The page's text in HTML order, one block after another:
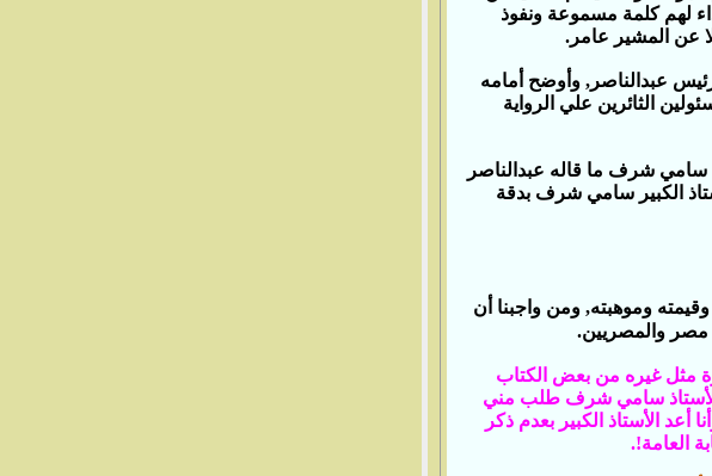
لهم كلمة مسموعة ونفوذ
عن المشير عامر‏.‏
عبدالناصر‏,‏ وأوضح أمامه
الثائرين علي الرواية
سامي شرف ما قاله عبدالناصر
الكبير سامي شرف بدقة
وقيمته وموهبته‏,‏ ومن واجبنا أن
والمصريين‏.‏
مثل غيره من بعض الكتاب
الأستاذ سامي شرف طلب مني
الأستاذ الكبير بعدم ذكر
العامة‏!.‏